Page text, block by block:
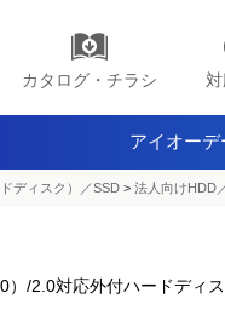
カタログ・チラシ
アイオーデ
ディスク）／SSD > 法人向けHDD
/2.0対応外付ハードディ